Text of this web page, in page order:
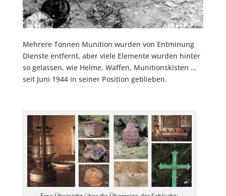
Mehrere Tonnen Munition wurden von Entminung
Dienste entfernt, aber viele Elemente wurden hinter
so gelassen, wie Helme, Waffen, Munitionskisten …
seit Juni 1944 in seiner Position geblieben.